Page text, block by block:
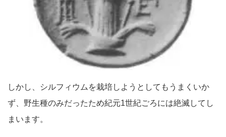
しかし、シルフィウムを栽培しようとしてもうまくいか
ず、野生種のみだったため紀元1世紀ごろには絶滅してし
まいます。